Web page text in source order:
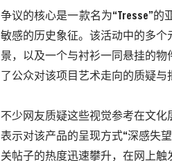
争议的核心是一款名为“ Tresse”的
敏感的历史象征。该活动中的多
景，以及一个与衬衫一同悬挂的
了公众对该项目艺术走向的质疑与
不少网友质疑这些视觉参考在文
表示对该产品的呈现方式“深感失
关帖子的热度迅速攀升，在网上触